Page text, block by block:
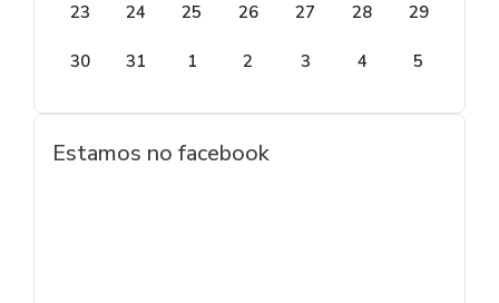
23 24 25 26 27 28 29
30 31 1 2 3 4 5
Estamos no facebook